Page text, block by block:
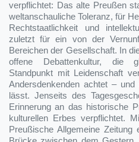
verpflichtet: Das alte Preußen
weltanschauliche Toleranz, für
Rechtstaatlichkeit und
zuletzt für ein von der
Bereichen der Gesellschaft. In
offene Debattenkultur, die
Standpunkt mit Leidenschaft
Andersdenkenden achtet –
lässt. Jenseits des
Erinnerung an das historische
kulturellen Erbes verpflichtet.
Preußische Allgemeine Zeitung